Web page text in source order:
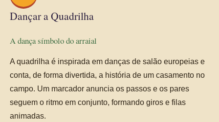
Dançar a Quadrilha
A dança símbolo do arraial
A quadrilha é inspirada em danças de salão europeias e
conta, de forma divertida, a história de um casamento no
campo. Um marcador anuncia os passos e os pares
seguem o ritmo em conjunto, formando giros e filas
animadas.